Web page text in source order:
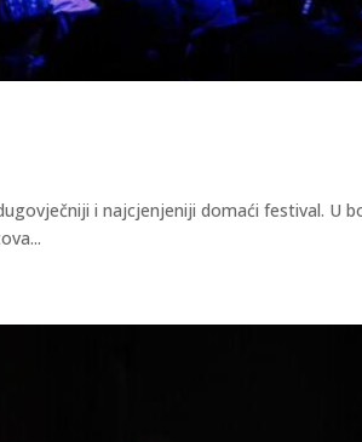
i najcjenjeniji domaći festival. U